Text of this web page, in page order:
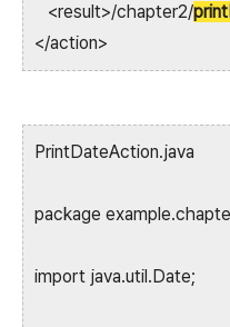
<result>/chapter2/
</action>
PrintDateAction.java
package
import java.util.Date;